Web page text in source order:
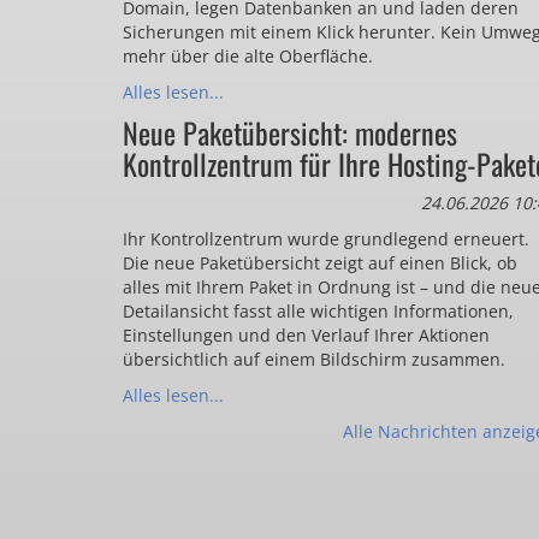
Domain, legen Datenbanken an und laden deren
Sicherungen mit einem Klick herunter. Kein
mehr über die alte Oberfläche.
Alles lesen...
Neue Paketübersicht: modernes
Kontrollzentrum für Ihre Hosting-
24.06.2026
Ihr Kontrollzentrum wurde grundlegend erneuert.
Die neue Paketübersicht zeigt auf einen Blick, ob
alles mit Ihrem Paket in Ordnung ist – und die neue
Detailansicht fasst alle wichtigen Informationen,
Einstellungen und den Verlauf Ihrer Aktionen
übersichtlich auf einem Bildschirm zusammen.
Alles lesen...
Alle Nachrichten